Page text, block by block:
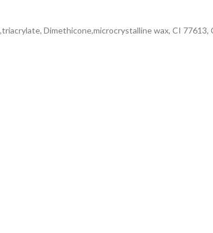
Dimethicone,microcrystalline wax, CI 77613,